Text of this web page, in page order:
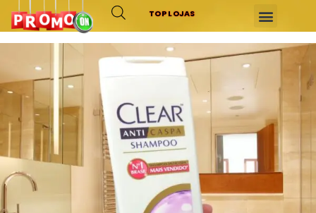
TOP LOJAS